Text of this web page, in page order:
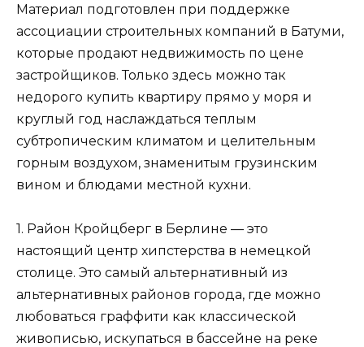
Материал подготовлен при поддержке
ассоциации строительных компаний в Батуми,
которые продают недвижимость по цене
застройщиков. Только здесь можно так
недорого купить квартиру прямо у моря и
круглый год наслаждаться теплым
субтропическим климатом и целительным
горным воздухом, знаменитым грузинским
вином и блюдами местной кухни.
1. Район Кройцберг в Берлине — это
настоящий центр хипстерства в немецкой
столице. Это самый альтернативный из
альтернативных районов города, где можно
любоваться граффити как классической
живописью, искупаться в бассейне на реке